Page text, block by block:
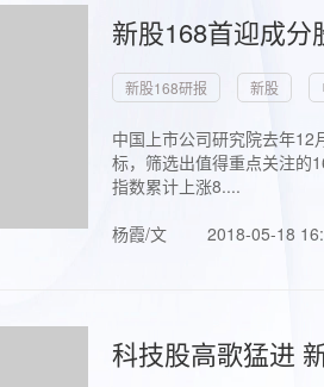
新股168首迎成
新股168研报 新股
中国上市公司研究院去年
标，筛选出值得重点关注的
指数累计上涨8....
杨霞/文
2018-05-18
科技股高歌猛进